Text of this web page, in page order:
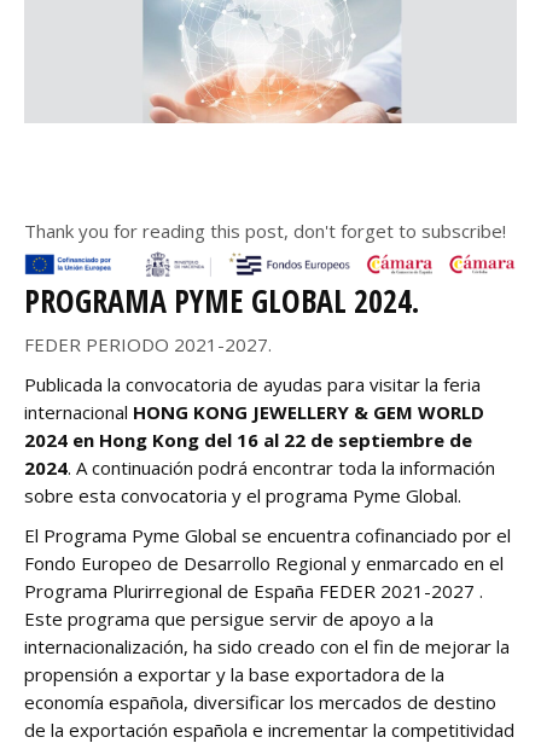
Thank you for reading this post, don't forget to subscribe!
PROGRAMA PYME GLOBAL 2024.
FEDER PERIODO 2021-2027.
Publicada la convocatoria de ayudas para visitar la feria
internacional HONG KONG JEWELLERY & GEM WORLD
2024 en Hong Kong del 16 al 22 de septiembre de
2024. A continuación podrá encontrar toda la información
sobre esta convocatoria y el programa Pyme Global.
El Programa Pyme Global se encuentra cofinanciado por el
Fondo Europeo de Desarrollo Regional y enmarcado en el
Programa Plurirregional de España FEDER 2021-2027 .
Este programa que persigue servir de apoyo a la
internacionalización, ha sido creado con el fin de mejorar la
propensión a exportar y la base exportadora de la
economía española, diversificar los mercados de destino
de la exportación española e incrementar la competitividad